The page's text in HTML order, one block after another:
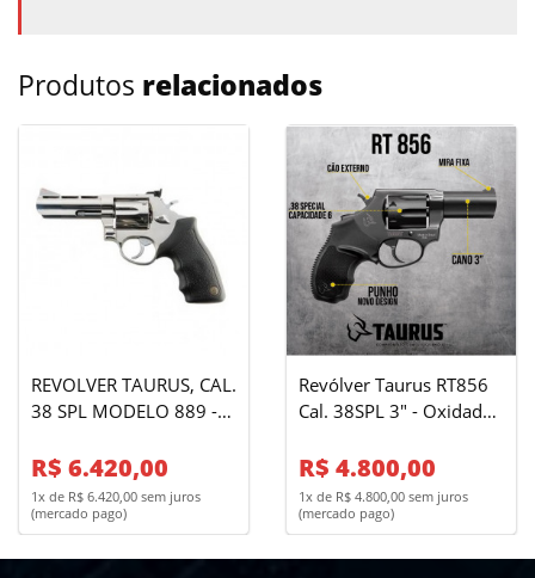
Produtos relacionados
REVOLVER TAURUS, CAL.
38 SPL MODELO 889 -
REGULÁVEL - 4"
R$ 6.420,00
1x de R$ 6.420,00 sem juros
(mercado pago)
Revólver Taurus RT856
Cal. 38SPL 3" - Oxidado
R$ 4.800,00
1x de R$ 4.800,00 sem juros
(mercado pago)